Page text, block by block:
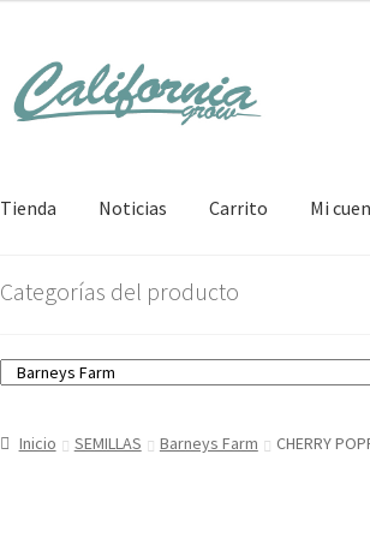
contenido
Tienda Noticias Carrito Mi
Categorías del producto
Inicio SEMILLAS Barneys Farm CHERRY